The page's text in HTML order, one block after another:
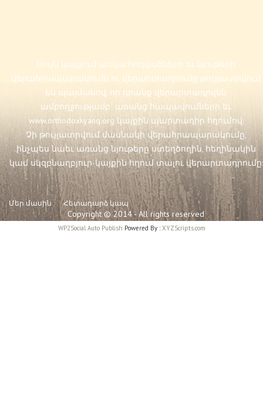
Սույն կայքում առկա հոդվածների եւ նյութերի
վերահրապարակումն ու վերարտադրումը թույլատրվում
են պայմանով, որ դրանք վերարտադրվեն
ամբողջությամբ` առանց հապավումների եւ
www.orthodoxkyanq.org կայքին պարտադիր հղումով:
Չի թույլատրվում մասնակի վերահրապարակումը,
ինչպես նաեւ առանց նյութերը ստեղծողին, հեղինակին
կամ սկզբնաղբյուր-կայքին հղում տալու վերարտադրումը:
Մեր մասին Հետադարձ կապ
Copyright © 2014 - All rights reserved
WP2Social Auto Publish Powered By :XYZScripts.com